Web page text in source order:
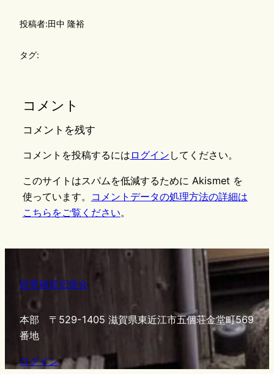
投稿者:田中 隆裕
タグ:
コメント
コメントを残す
コメントを投稿するには ログイン してください。
このサイトはスパムを低減するために Akismet を
使っています。
コメントデータの処理方法の詳細は
こちらをご覧ください。
世界福音伝道会
本部 〒529-1405 滋賀県東近江市五個荘金堂町569
番地
ログイン